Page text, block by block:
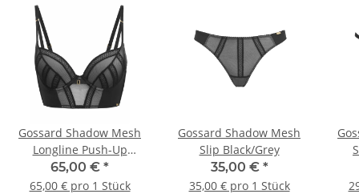
Gossard Shadow Mesh
Longline Push-Up
Black/Grey
65,00 € *
65,00 € pro 1 Stück
Gossard Shadow Mesh
Slip Black/Grey
35,00 € *
35,00 € pro 1 Stück